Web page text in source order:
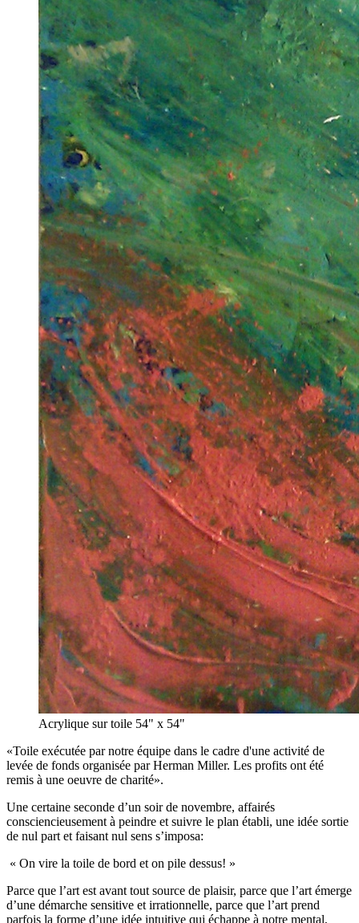
Acrylique sur toile 54" x 54"
Toile exécutée par notre équipe dans le cadre d'une activité de
levée de fonds organisée par Herman Miller. Les profits ont été
remis à une oeuvre de charité .
Une certaine seconde d’un soir de novembre, affairés
consciencieusement à peindre et suivre le plan établi, une idée sortie
de nul part et faisant nul sens s’imposa:
« On vire la toile de bord et on pile dessus! »
Parce que l’art est avant tout source de plaisir, parce que l’art émerge
d’une démarche sensitive et irrationnelle, parce que l’art prend
parfois la forme d’une idée intuitive qui échappe à notre mental,